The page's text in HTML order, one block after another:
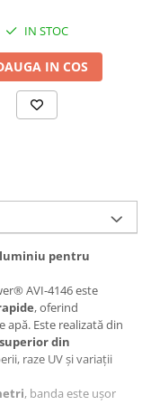
IN STOC
IN COS
pentru
AVI-4146 este
, oferind
Este realizată din
din
raze UV și variații
, banda este ușor